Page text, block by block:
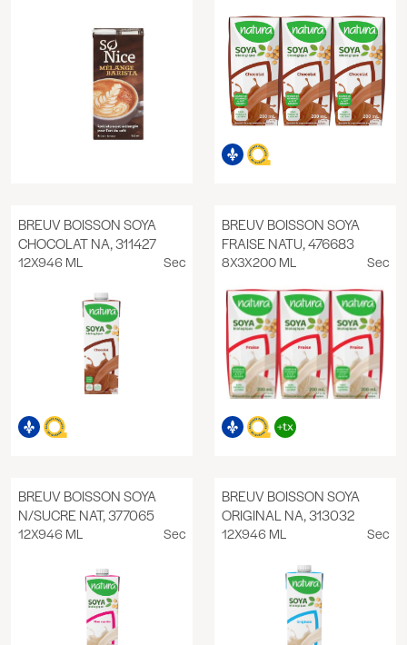
BREUV BOISSON SOYA
CHOCOLAT NA, 311427
12X946 ML Sec
BREUV BOISSON SOYA
FRAISE NATU, 476683
8X3X200 ML Sec
BREUV BOISSON SOYA
N/SUCRE NAT, 377065
12X946 ML Sec
BREUV BOISSON SOYA
ORIGINAL NA, 313032
12X946 ML Sec